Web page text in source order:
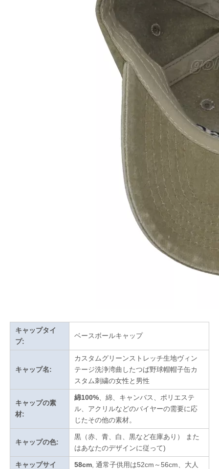
キャップタイ
プ:
ベースボールキャップ
キャップ名:
カスタムグリーンストレッチ生地ヴィン
テージ洗浄湾曲したつば野球帽帽子缶カ
スタム刺繍の女性と男性
キャップの素
材:
綿100% 、綿、キャンバス、ポリエステ
ル、アクリルなどのバイヤーの需要に応
じたその他の素材。
キャップの色:
黒（赤、青、白、黒など在庫あり）
また
はあなたのデザインに従って)
キャップサイ 58cm , 通常子供用は52cm～56cm、大人